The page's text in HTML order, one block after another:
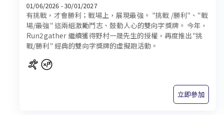
01/06/2026 - 30/01/2027
有挑戰，才會勝利；戰場上，展現最強。 "挑戰 /勝利"、"戰
場/最強" 這兩組激勵鬥志、鼓動人心的雙向字獎牌。 今年，
Run2gather 繼續獲得野村一晟先生的授權，再度推出"挑
戰/勝利" 經典的雙向字獎牌的虛擬跑活動。
立即參加